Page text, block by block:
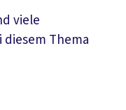
viele
Thema